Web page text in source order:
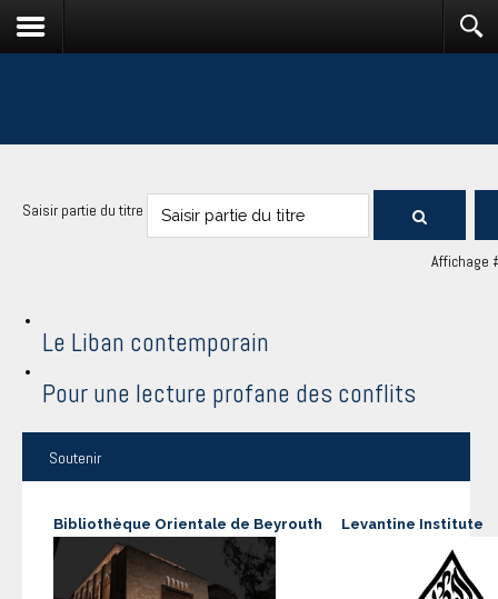
Saisir partie du titre
Affichage
Le Liban contemporain
Pour une lecture profane des conflits
Soutenir
Bibliothèque Orientale de Beyrouth Levantine Institute